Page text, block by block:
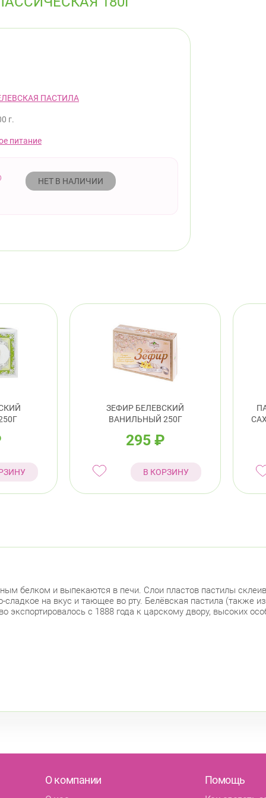
ПАСТИЛА
г.
питание
НЕТ В НАЛИЧИИ
ЗЕФИР БЕЛЕВСКИЙ
ВАНИЛЬНЫЙ 250Г
295 ₽
В КОРЗИНУ
белком и выпекаются в печи. Слои пластов пастилы
сладкое на вкус и тающее во рту. Белёвская пастила (также
с 1888 года к царскому двору, высоких
О компании Помощь